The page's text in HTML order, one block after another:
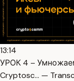
13:14
УРОК 4 –
Cryptosc… —